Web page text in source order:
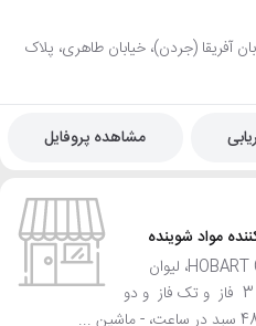
خیابان آفریقا (جردن)، خیابان طاهری، پلاک
مشاهده پروفایل
مواد شوینده
HOBART Compact Glass washer GC، لیوان
شور وظروف کافی شاپ، با قابلیت برق 3 فاز و تک فاز و دو